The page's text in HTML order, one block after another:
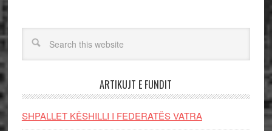
ARTIKUJT E FUNDIT
SHPALLET KËSHILLI I FEDERATËS VATRA